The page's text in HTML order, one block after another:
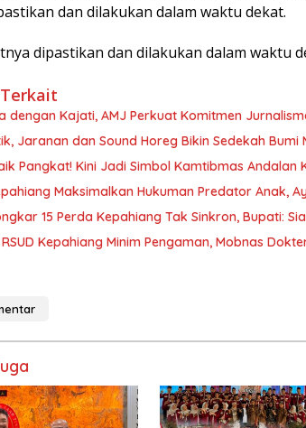
dan dilakukan dalam waktu dekat.
dipastikan dan dilakukan dalam waktu
dengan Kajati, AMJ Perkuat Komitmen
Jaranan dan Sound Horeg Bikin Sedekah Bumi
Pangkat! Kini Jadi Simbol Kamtibmas Andalan
Maksimalkan Hukuman Predator Anak,
15 Perda Kepahiang Tak Sinkron, Bupati:
Kepahiang Minim Pengaman, Mobnas